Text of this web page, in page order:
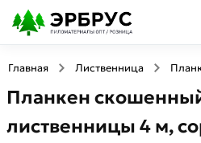
Главная Лиственница
Планкен
лиственницы 4 м,